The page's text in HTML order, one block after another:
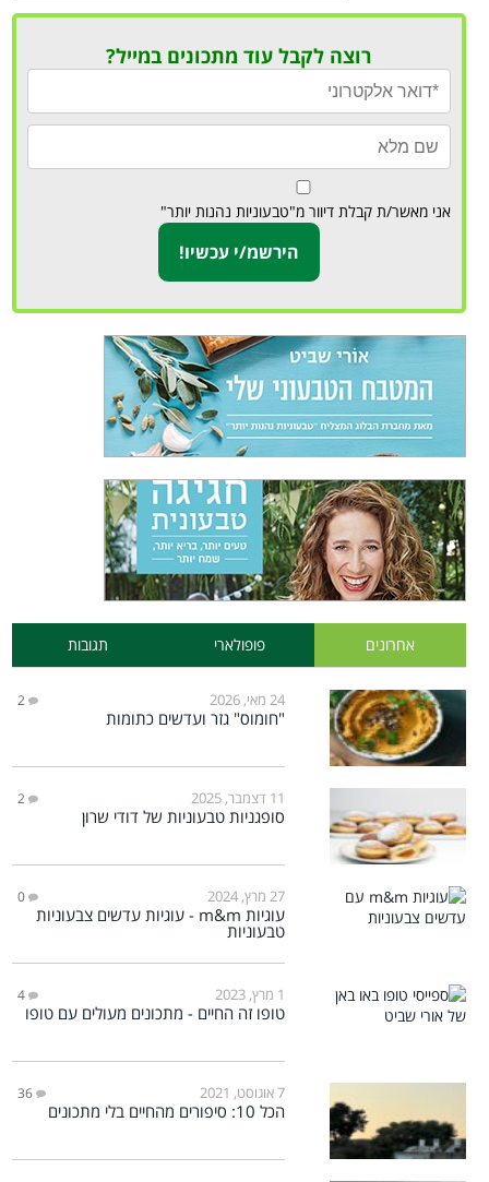
רוצה לקבל עוד מתכונים במייל?
אני מאשר/ת קבלת דיוור מ"טבעוניות נהנות יותר"
אחרונים פופולארי תגובות
24 מאי, 2026 2
"חומוס" גזר ועדשים כתומות
11 דצמבר, 2025 2
סופגניות טבעוניות של דודי שרון
27 מרץ, 2024 0
עוגיות m&m - עוגיות עדשים צבעוניות
טבעוניות
1 מרץ, 2023 4
טופו זה החיים - מתכונים מעולים עם טופו
7 אוגוסט, 2021 36
הכל 10: סיפורים מהחיים בלי מתכונים